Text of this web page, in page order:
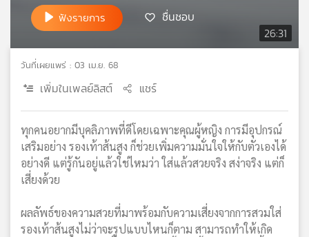
เครือ
26:31
ฟังรายการ ชื่นชอบ
วันที่เผยแพร่ : 03 เม.ย. 68
เพิ่มในเพลย์ลิสต์ แชร์
ทุกคนอยากมีบุคลิภาพที่ดีโดยเฉพาะคุณผู้หญิง การมีอุปกรณ์
เสริมอย่าง รองเท้าส้นสูง ก็ช่วยเพิ่มความมั่นใจให้กับตัวเองได้
อย่างดี แต่รู้กันอยู่แล้วใช่ไหมว่า ใส่แล้วสวยจริง สง่าจริง แต่ก็
เสี่ยงด้วย
ผลลัพธ์ของความสวยที่มาพร้อมกับความเสี่ยงจากการสวมใส่
รองเท้าส้นสูงไม่ว่าจะรูปแบบไหนก็ตาม สามารถทำให้เกิด